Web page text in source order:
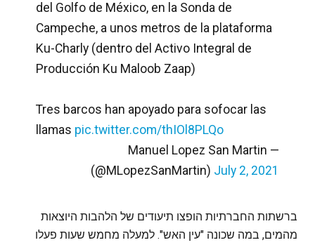
del Golfo de México, en la Sonda de
Campeche, a unos metros de la plataforma
Ku-Charly (dentro del Activo Integral de
Producción Ku Maloob Zaap)
Tres barcos han apoyado para sofocar las
llamas pic.twitter.com/thIOl8PLQo
— Manuel Lopez San Martin
(@MLopezSanMartin) July 2, 2021
ברשתות החברתיות הופצו תיעודים של הלהבות היוצאות
מהמים, במה שכונה "עין האש". למעלה מחמש שעות פעלו